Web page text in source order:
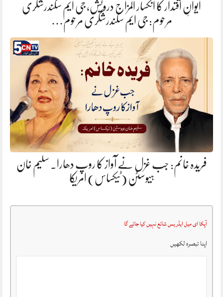
ایوانِ اقتدار کا انکسار المزاج درویش، جی ایم سکندرشگری
مرحوم: جی ایم سکندرشگری مرحوم…
فریدہ خانم: جب غزل نے آواز کا روپ دھارا. سلیم خان
ہیوسٹن (ٹیکساس) امریکا
آپکا ای میل ایڈریس شائع نہیں کیا جائے گا
اپنا تبصرہ لکھیں